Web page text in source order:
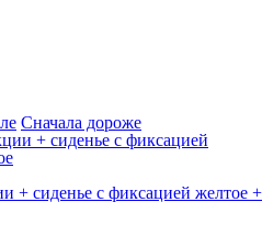
Сначала дороже
+ сиденье с фиксацией желтое +